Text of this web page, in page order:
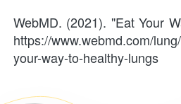
WebMD. (2021). "Eat Your
https://www.webmd.com/
your-way-to-healthy-lungs